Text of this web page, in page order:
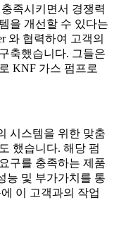
족시키면서 경쟁력
을 개선할 수 있다는
와 협력하여 고객의
축했습니다. 그들은
KNF 가스 펌프로
시스템을 위한 맞춤
했습니다. 해당 펌
구를 충족하는 제품
능 및 부가가치를 통
이 고객과의 작업